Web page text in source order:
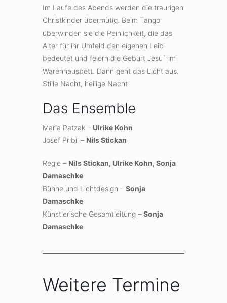
Im Laufe des Abends werden die traurigen
Christkinder übermütig. Beim Tango
überwinden sie die Peinlichkeit, die das
Alter für ihr Umfeld den eigenen Leib
bedeutet und feiern die Geburt Jesu` im
Warenhausbett. Dann geht das Licht aus.
Stille Nacht, heilige Nacht
Das Ensemble
Maria Patzak – Ulrike Kohn
Josef Pribil – Nils Stickan
Regie – Nils Stickan, Ulrike Kohn, Sonja
Damaschke
Bühne und Lichtdesign – Sonja
Damaschke
Künstlerische Gesamtleitung – Sonja
Damaschke
Weitere Termine